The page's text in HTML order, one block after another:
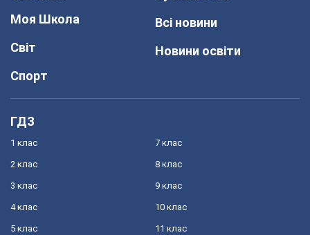
Моя Школа
Світ
Спорт
Всі новини
Новини освіти
ГДЗ
1 клас
2 клас
3 клас
4 клас
5 клас
7 клас
8 клас
9 клас
10 клас
11 клас